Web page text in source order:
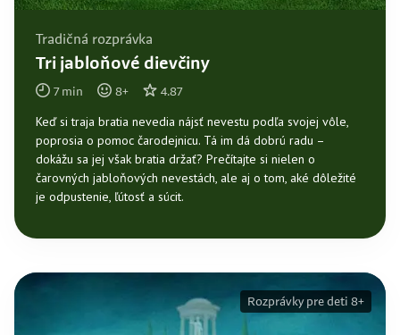
Tradičná rozprávka
Tri jabloňové dievčiny
7min 8+ 4.87
Keď si traja bratia nevedia nájsť nevestu podľa svojej vôle,
poprosia o pomoc čarodejnicu. Tá im dá dobrú radu –
dokážu sa jej však bratia držať? Prečítajte si nielen o
čarovných jabloňových nevestách, ale aj o tom, aké dôležité
je odpustenie, ľútosť a súcit.
Rozprávky pre deti 8+